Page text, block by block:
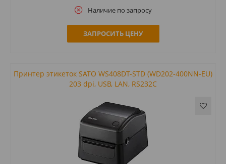
Наличие по запросу
ЗАПРОСИТЬ ЦЕНУ
Принтер этикеток SATO WS408DT-STD (WD202-400NN-EU)
203 dpi, USB, LAN, RS232C